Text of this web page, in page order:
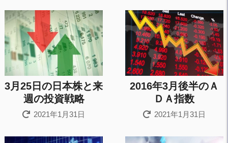
3月25日の日本株と来
週の投資戦略
2021年1月31日
2016年3月後半のＡ
ＤＡ指数
2021年1月31日